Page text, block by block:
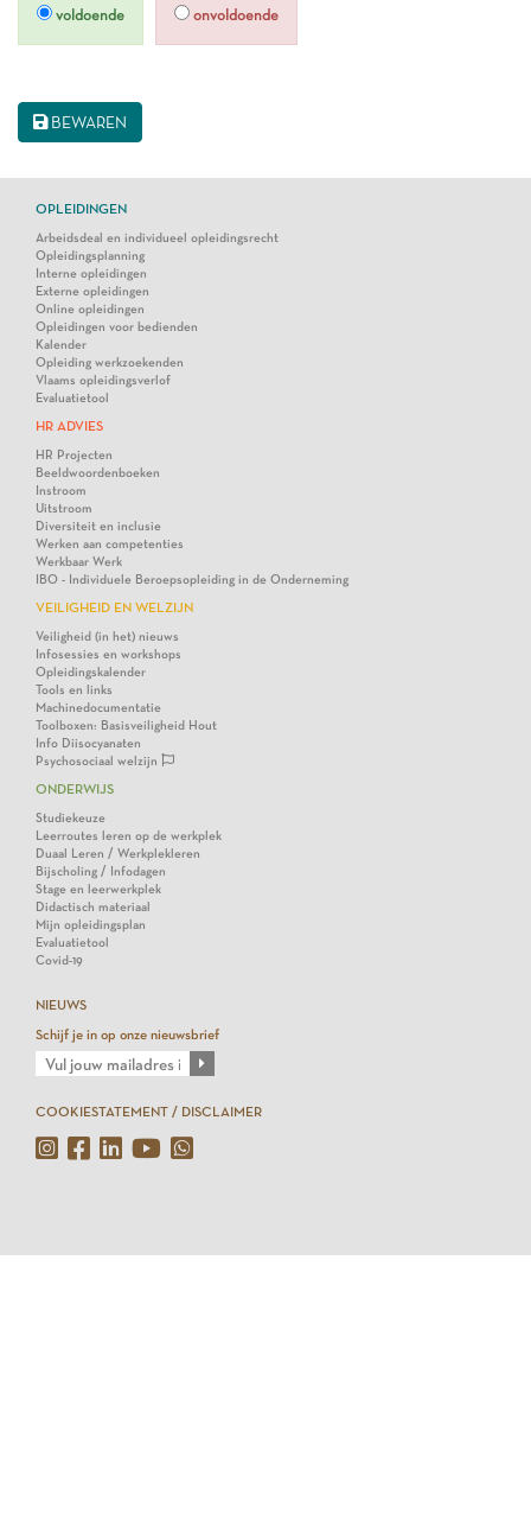
voldoende onvoldoende
BEWAREN
OPLEIDINGEN
Arbeidsdeal en individueel opleidingsrecht
Opleidingsplanning
Interne opleidingen
Externe opleidingen
Online opleidingen
Opleidingen voor bedienden
Kalender
Opleiding werkzoekenden
Vlaams opleidingsverlof
Evaluatietool
HR ADVIES
HR Projecten
Beeldwoordenboeken
Instroom
Uitstroom
Diversiteit en inclusie
Werken aan competenties
Werkbaar Werk
IBO - Individuele Beroepsopleiding in de Onderneming
VEILIGHEID EN WELZIJN
Veiligheid (in het) nieuws
Infosessies en workshops
Opleidingskalender
Tools en links
Machinedocumentatie
Toolboxen: Basisveiligheid Hout
Info Diisocyanaten
Psychosociaal welzijn
ONDERWIJS
Studiekeuze
Leerroutes leren op de werkplek
Duaal Leren / Werkplekleren
Bijscholing / Infodagen
Stage en leerwerkplek
Didactisch materiaal
Mijn opleidingsplan
Evaluatietool
Covid-19
NIEUWS
Schijf je in op onze nieuwsbrief
COOKIESTATEMENT / DISCLAIMER